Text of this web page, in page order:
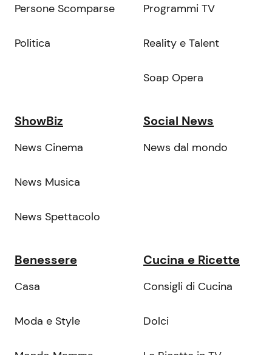
Persone Scomparse
Politica
Programmi TV
Reality e Talent
Soap Opera
ShowBiz
News Cinema
News Musica
News Spettacolo
Social News
News dal mondo
Benessere
Casa
Moda e Style
Cucina e Ricette
Consigli di Cucina
Dolci